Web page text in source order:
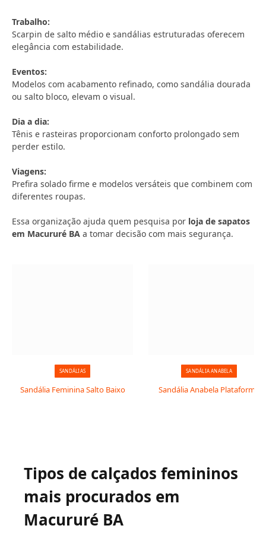
Trabalho:
Scarpin de salto médio e sandálias estruturadas oferecem
elegância com estabilidade.
Eventos:
Modelos com acabamento refinado, como sandália dourada
ou salto bloco, elevam o visual.
Dia a dia:
Tênis e rasteiras proporcionam conforto prolongado sem
perder estilo.
Viagens:
Prefira solado firme e modelos versáteis que combinem com
diferentes roupas.
Essa organização ajuda quem pesquisa por loja de sapatos
em Macururé BA a tomar decisão com mais segurança.
SANDÁLIAS
Sandália Feminina Salto Baixo
SANDÁLIA ANABELA
Sandália Anabela Plataforma
Tipos de calçados femininos
mais procurados em
Macururé BA